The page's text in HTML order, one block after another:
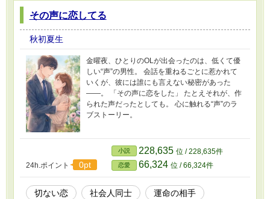
その声に恋してる
秋初夏生
金曜夜、ひとりのOLが出会ったのは、低くて優
しい“声”の男性。 会話を重ねるごとに惹かれて
いくが、彼には誰にも言えない秘密があった
——。 「その声に恋をした」 たとえそれが、作
られた声だったとしても。 心に触れる“声”のラ
ブストーリー。
24h.ポイント 0pt
小説 228,635 位 / 228,635件
恋愛 66,324 位 / 66,324件
切ない恋 社会人同士
運命の相手